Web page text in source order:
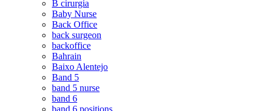
B cirurgia
Baby Nurse
Back Office
back surgeon
backoffice
Bahrain
Baixo Alentejo
Band 5
band 5 nurse
band 6
band 6 positions